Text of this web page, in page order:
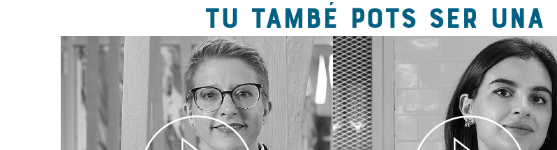
TU TAMBÉ POTS SER UNA